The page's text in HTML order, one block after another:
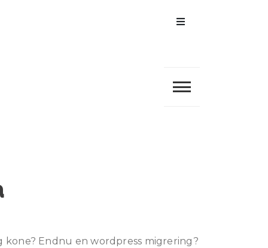
Endnu en wordpress migrering?